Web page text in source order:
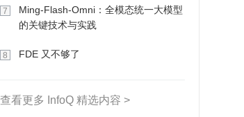
7
Ming-Flash-Omni：全模态统一大模型
的关键技术与实践
8 FDE 又不够了
查看更多 InfoQ 精选内容 >